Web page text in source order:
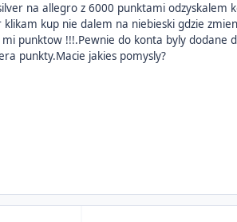
na allegro z 6000 punktami odzyskalem
kup nie dalem na niebieski gdzie
punktow !!!.Pewnie do konta byly dodane
punkty.Macie jakies pomysly?